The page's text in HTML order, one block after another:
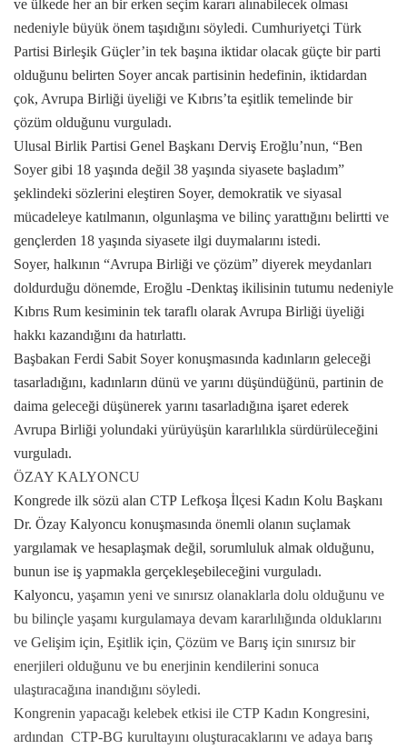
ve ülkede her an bir erken seçim kararı alınabilecek olması
nedeniyle büyük önem taşıdığını söyledi. Cumhuriyetçi Türk
Partisi Birleşik Güçler’in tek başına iktidar olacak güçte bir parti
olduğunu belirten Soyer ancak partisinin hedefinin, iktidardan
çok, Avrupa Birliği üyeliği ve Kıbrıs’ta eşitlik temelinde bir
çözüm olduğunu vurguladı.
Ulusal Birlik Partisi Genel Başkanı Derviş Eroğlu’nun, “Ben
Soyer gibi 18 yaşında değil 38 yaşında siyasete başladım”
şeklindeki sözlerini eleştiren Soyer, demokratik ve siyasal
mücadeleye katılmanın, olgunlaşma ve bilinç yarattığını belirtti ve
gençlerden 18 yaşında siyasete ilgi duymalarını istedi.
Soyer, halkının “Avrupa Birliği ve çözüm” diyerek meydanları
doldurduğu dönemde, Eroğlu -Denktaş ikilisinin tutumu nedeniyle
Kıbrıs Rum kesiminin tek taraflı olarak Avrupa Birliği üyeliği
hakkı kazandığını da hatırlattı.
Başbakan Ferdi Sabit Soyerkonuşmasında kadınların geleceği
tasarladığını, kadınların dünü ve yarını düşündüğünü, partinin de
daima geleceği düşünerek yarını tasarladığına işaret ederek
Avrupa Birliği yolundaki yürüyüşün kararlılıkla sürdürüleceğini
vurguladı.
ÖZAY KALYONCU
Kongrede ilk sözü alan CTP Lefkoşa İlçesi Kadın Kolu Başkanı
Dr. Özay Kalyoncu konuşmasında önemli olanın suçlamak
yargılamak ve hesaplaşmak değil, sorumluluk almak olduğunu,
bunun ise iş yapmakla gerçekleşebileceğini vurguladı.
Kalyoncu, yaşamın yeni ve sınırsız olanaklarla dolu olduğunu ve
bu bilinçle yaşamı kurgulamaya devam kararlılığında olduklarını
ve Gelişim için, Eşitlik için, Çözüm ve Barış için sınırsız bir
enerjileri olduğunu ve bu enerjinin kendilerini sonuca
ulaştıracağına inandığını söyledi.
Kongrenin yapacağı kelebek etkisi ile CTP Kadın Kongresini,
ardından CTP-BG kurultayını oluşturacaklarını ve adaya barış